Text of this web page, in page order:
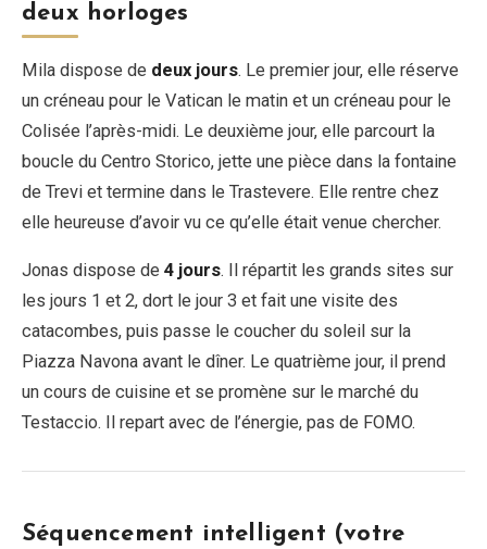
deux horloges
Mila dispose de deux jours. Le premier jour, elle réserve
un créneau pour le Vatican le matin et un créneau pour le
Colisée l’après-midi. Le deuxième jour, elle parcourt la
boucle du Centro Storico, jette une pièce dans la fontaine
de Trevi et termine dans le Trastevere. Elle rentre chez
elle heureuse d’avoir vu ce qu’elle était venue chercher.
Jonas dispose de 4 jours. Il répartit les grands sites sur
les jours 1 et 2, dort le jour 3 et fait une visite des
catacombes, puis passe le coucher du soleil sur la
Piazza Navona avant le dîner. Le quatrième jour, il prend
un cours de cuisine et se promène sur le marché du
Testaccio. Il repart avec de l’énergie, pas de FOMO.
Séquencement intelligent (votre